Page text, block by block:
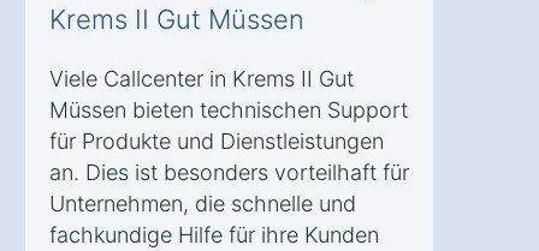
Krems II Gut Müssen
Viele Callcenter in Krems II Gut
Müssen bieten technischen Support
für Produkte und Dienstleistungen
an. Dies ist besonders vorteilhaft für
Unternehmen, die schnelle und
fachkundige Hilfe für ihre Kunden